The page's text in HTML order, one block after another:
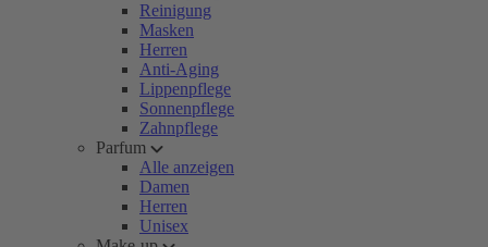
Reinigung
Masken
Herren
Anti-Aging
Lippenpflege
Sonnenpflege
Zahnpflege
Parfum
Alle anzeigen
Damen
Herren
Unisex